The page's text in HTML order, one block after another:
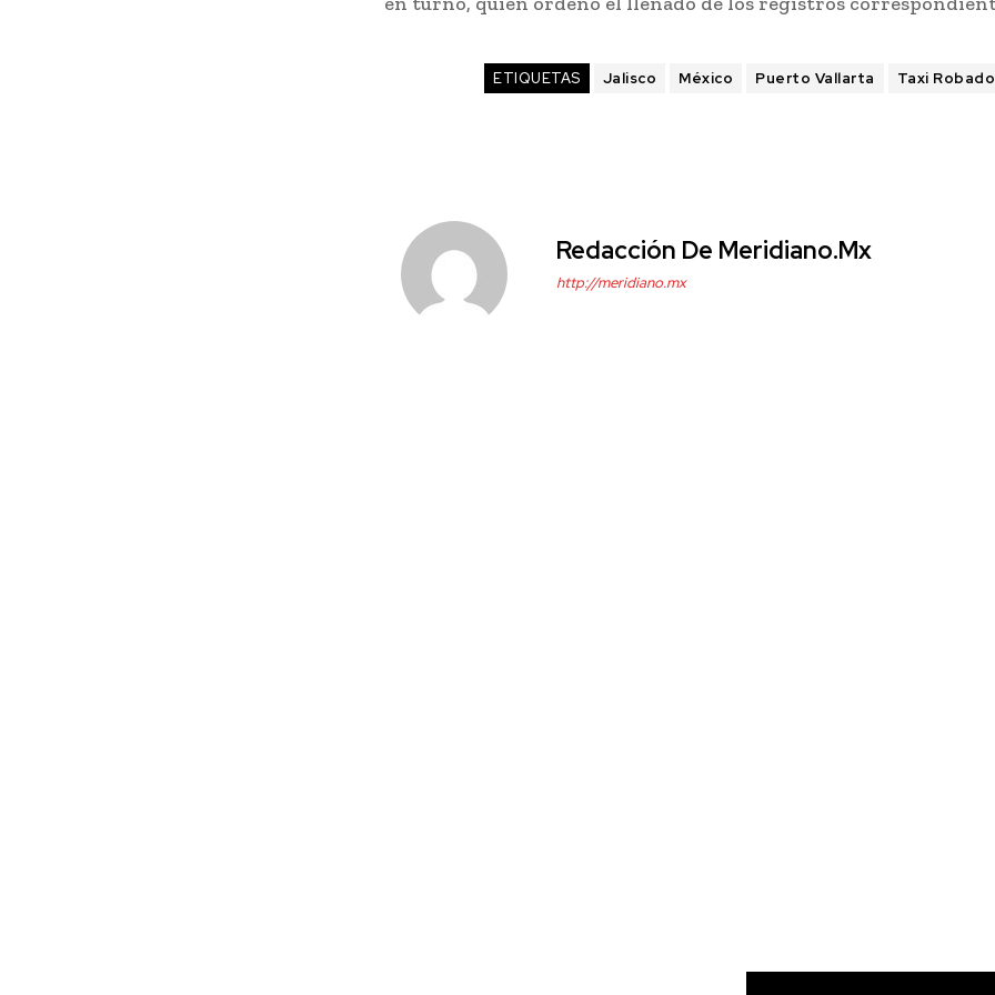
ETIQUETAS Jalisco México Puerto Vallarta Taxi Robado
Redacción De Meridiano.mx
http://meridiano.mx